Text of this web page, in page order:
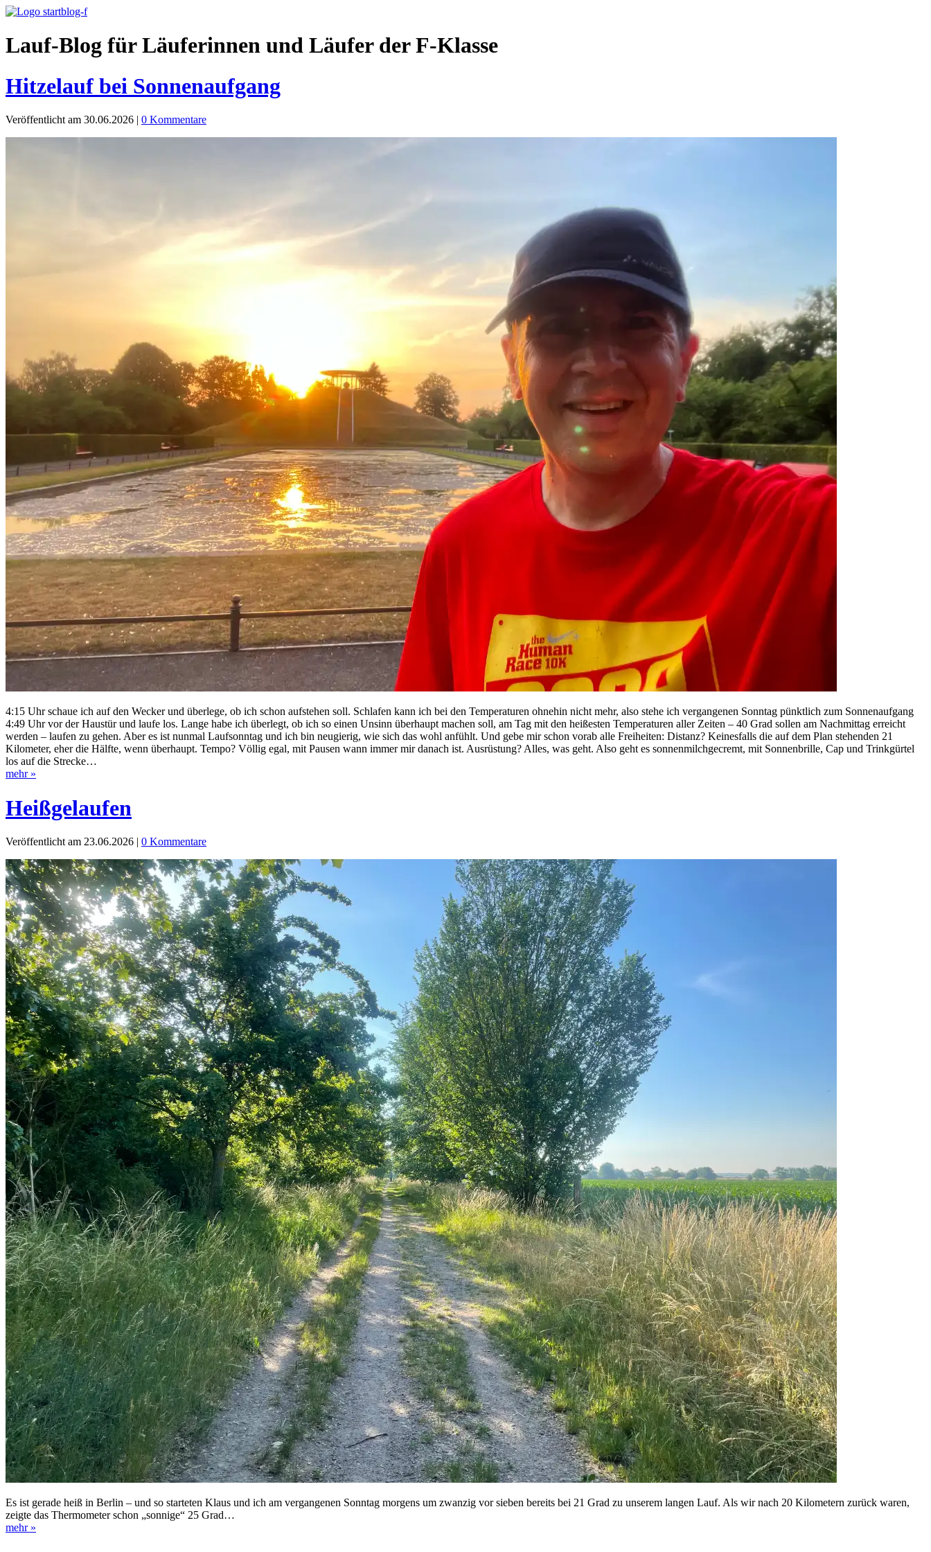
Lauf-Blog für Läuferinnen und Läufer der F-Klasse
Hitzelauf bei Sonnenaufgang
Veröffentlicht am 30.06.2026 | 0 Kommentare
4:15 Uhr schaue ich auf den Wecker und überlege, ob ich schon aufstehen soll. Schlafen kann ich bei den Temperaturen ohnehin nicht mehr, also stehe ich vergangenen Sonntag pünktlich zum Sonnenaufgang
4:49 Uhr vor der Haustür und laufe los. Lange habe ich überlegt, ob ich so einen Unsinn überhaupt machen soll, am Tag mit den heißesten Temperaturen aller Zeiten – 40 Grad sollen am Nachmittag erreicht
werden – laufen zu gehen. Aber es ist nunmal Laufsonntag und ich bin neugierig, wie sich das wohl anfühlt. Und gebe mir schon vorab alle Freiheiten: Distanz? Keinesfalls die auf dem Plan stehenden 21
Kilometer, eher die Hälfte, wenn überhaupt. Tempo? Völlig egal, mit Pausen wann immer mir danach ist. Ausrüstung? Alles, was geht. Also geht es sonnenmilchgecremt, mit Sonnenbrille, Cap und Trinkgürtel
los auf die Strecke…
mehr »
Heißgelaufen
Veröffentlicht am 23.06.2026 | 0 Kommentare
Es ist gerade heiß in Berlin – und so starteten Klaus und ich am vergangenen Sonntag morgens um zwanzig vor sieben bereits bei 21 Grad zu unserem langen Lauf. Als wir nach 20 Kilometern zurück waren,
zeigte das Thermometer schon „sonnige“ 25 Grad…
mehr »